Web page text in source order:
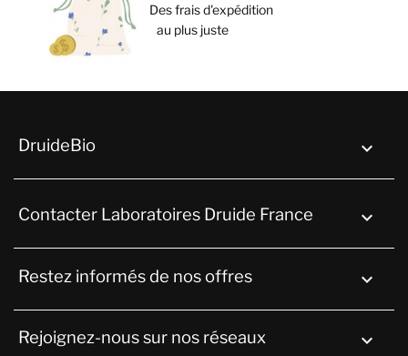
Des frais d'expédition
au plus juste
DruideBio 
Contacter Laboratoires Druide France keyboard_arrow_down
Restez informés de nos offres 
Rejoignez-nous sur nos réseaux 